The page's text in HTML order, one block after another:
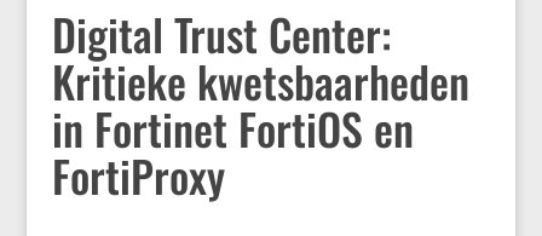
Digital Trust Center:
Kritieke kwetsbaarheden
in Fortinet FortiOS en
FortiProxy